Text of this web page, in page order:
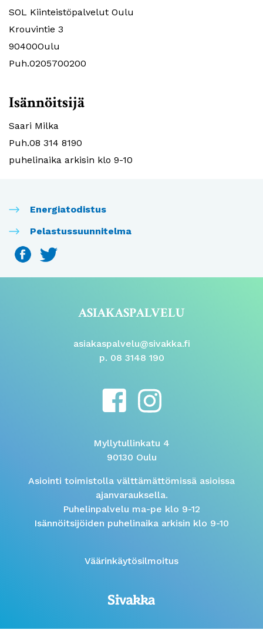
SOL Kiinteistöpalvelut Oulu
Krouvintie 3
90400Oulu
Puh.0205700200
Isännöitsijä
Saari Milka
Puh.08 314 8190
puhelinaika arkisin klo 9-10
Energiatodistus
Pelastussuunnitelma
ASIAKASPALVELU
asiakaspalvelu@sivakka.fi
p. 08 3148 190
Myllytullinkatu 4
90130 Oulu
Asiointi toimistolla välttämättömissä asioissa
ajanvarauksella.
Puhelinpalvelu ma-pe klo 9-12
Isännöitsijöiden puhelinaika arkisin klo 9-10
Väärinkäytösilmoitus